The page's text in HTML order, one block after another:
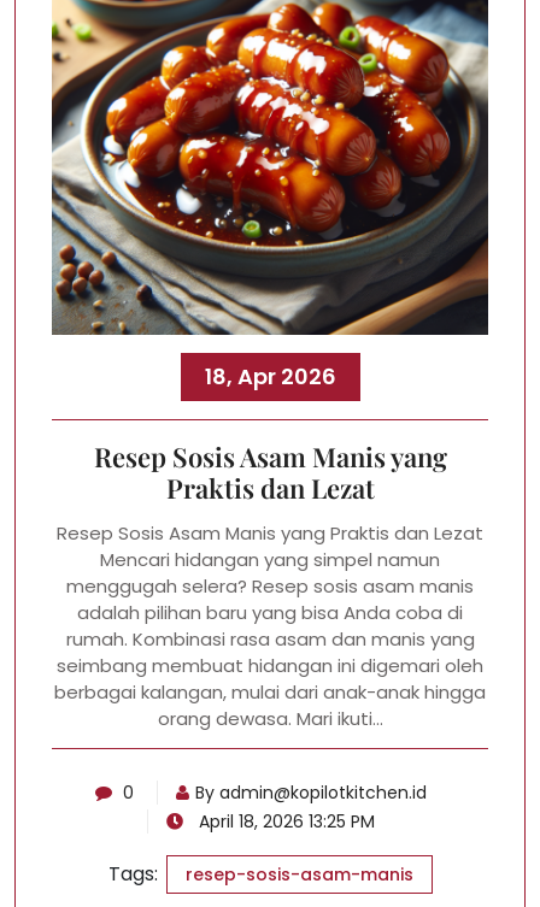
18, Apr 2026
Resep Sosis Asam Manis yang
Praktis dan Lezat
Resep Sosis Asam Manis yang Praktis dan Lezat
Mencari hidangan yang simpel namun
menggugah selera? Resep sosis asam manis
adalah pilihan baru yang bisa Anda coba di
rumah. Kombinasi rasa asam dan manis yang
seimbang membuat hidangan ini digemari oleh
berbagai kalangan, mulai dari anak-anak hingga
orang dewasa. Mari ikuti…
0 By admin@kopilotkitchen.id
April 18, 2026 13:25 PM
Tags: resep-sosis-asam-manis